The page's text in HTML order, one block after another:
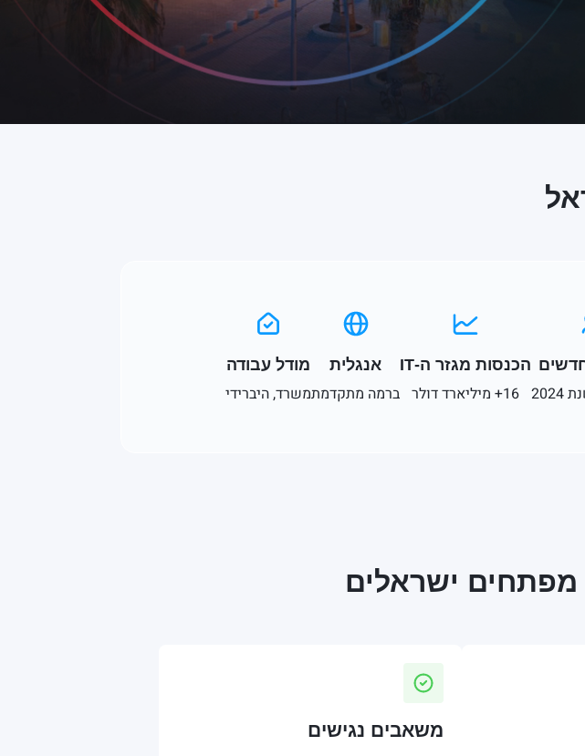
הכנסות מגזר ה-IT
16+ מיליארד דולר
אנגלית
ברמה מתקדמת
מודל עבודה
משרד, היברידי
מפתחים ישראלים
משאבים נגישים